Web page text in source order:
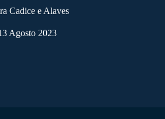
Cadice e Alaves
Agosto 2023